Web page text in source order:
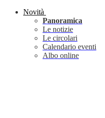
Novità
Panoramica
Le notizie
Le circolari
Calendario eventi
Albo online